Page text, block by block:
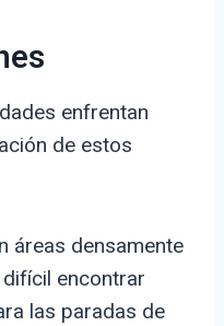
enfrentan
de estos
áreas densamente
encontrar
las paradas de